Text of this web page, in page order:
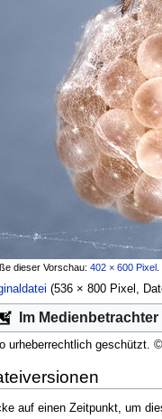
dieser Vorschau: 402 × 600 Pixel.
(536 × 800 Pixel,
Im
urheberrechtlich geschützt.
auf einen Zeitpunkt, um